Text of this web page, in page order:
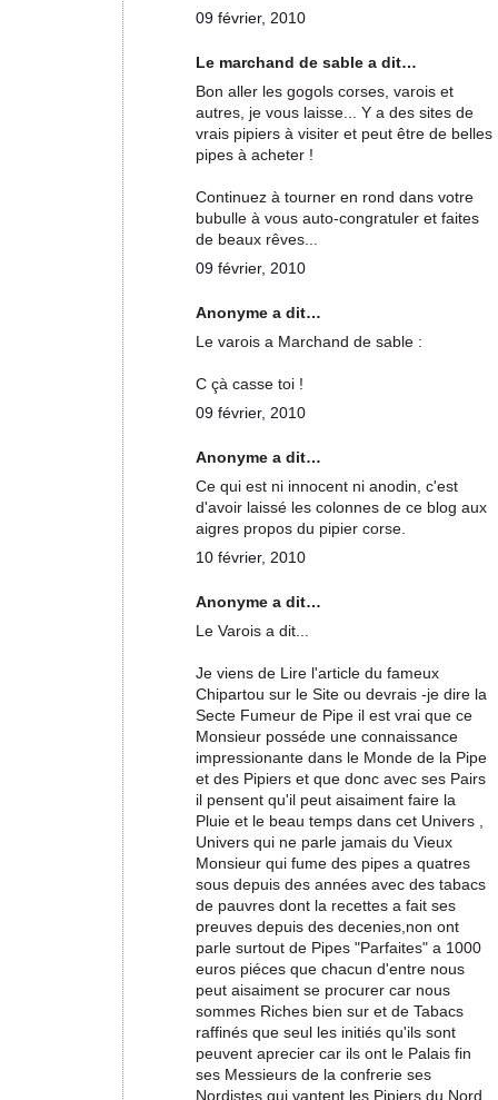
09 février, 2010
Le marchand de sable a dit…
Bon aller les gogols corses, varois et
autres, je vous laisse... Y a des sites de
vrais pipiers à visiter et peut être de belles
pipes à acheter !
Continuez à tourner en rond dans votre
bubulle à vous auto-congratuler et faites
de beaux rêves...
09 février, 2010
Anonyme a dit…
Le varois a Marchand de sable :
C çà casse toi !
09 février, 2010
Anonyme a dit…
Ce qui est ni innocent ni anodin, c'est
d'avoir laissé les colonnes de ce blog aux
aigres propos du pipier corse.
10 février, 2010
Anonyme a dit…
Le Varois a dit...
Je viens de Lire l'article du fameux
Chipartou sur le Site ou devrais -je dire la
Secte Fumeur de Pipe il est vrai que ce
Monsieur posséde une connaissance
impressionante dans le Monde de la Pipe
et des Pipiers et que donc avec ses Pairs
il pensent qu'il peut aisaiment faire la
Pluie et le beau temps dans cet Univers ,
Univers qui ne parle jamais du Vieux
Monsieur qui fume des pipes a quatres
sous depuis des années avec des tabacs
de pauvres dont la recettes a fait ses
preuves depuis des decenies,non ont
parle surtout de Pipes "Parfaites" a 1000
euros piéces que chacun d'entre nous
peut aisaiment se procurer car nous
sommes Riches bien sur et de Tabacs
raffinés que seul les initiés qu'ils sont
peuvent aprecier car ils ont le Palais fin
ses Messieurs de la confrerie ses
Nordistes qui vantent les Pipiers du Nord